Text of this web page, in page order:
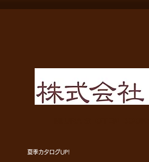
夏季カタログUP!